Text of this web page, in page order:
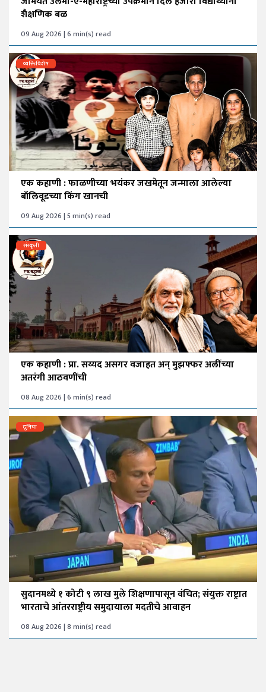
शैक्षणिक बळ
09 Aug 2026 | 6 min(s) read
व्यक्तिविशेष
एक कहाणी : फाळणीच्या भयंकर जखमेतून जन्माला आलेल्या
बॉलिवूडच्या किंग खानची
09 Aug 2026 | 5 min(s) read
संस्कृती
एक कहाणी : प्रा. सय्यद असगर वजाहत अन् मुझफ्फर अलींच्या
अतरंगी आठवणींची
08 Aug 2026 | 6 min(s) read
दुनिया
सुदानमध्ये १ कोटी ९ लाख मुले शिक्षणापासून वंचित; संयुक्त राष्ट्रात
भारताचे आंतरराष्ट्रीय समुदायाला मदतीचे आवाहन
08 Aug 2026 | 8 min(s) read